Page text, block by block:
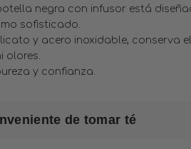
negra con infusor está
sofisticado.
y acero inoxidable, conserva
olores.
y confianza.
de tomar té